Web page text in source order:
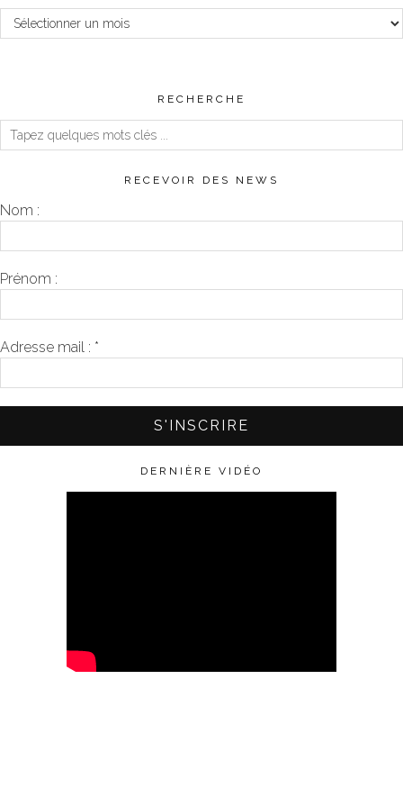
Archives
RECHERCHE
RECEVOIR DES NEWS
Nom :
Prénom :
Adresse mail : *
DERNIÈRE VIDÉO